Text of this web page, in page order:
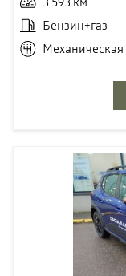
Бензин+газ
Механическая